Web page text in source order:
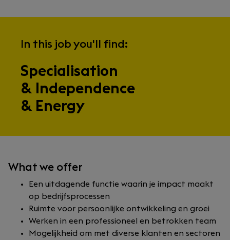
In this job you'll find:
Specialisation
& Independence
& Energy
What we offer
Een uitdagende functie waarin je impact maakt
op bedrijfsprocessen
Ruimte voor persoonlijke ontwikkeling en groei
Werken in een professioneel en betrokken team
Mogelijkheid om met diverse klanten en sectoren